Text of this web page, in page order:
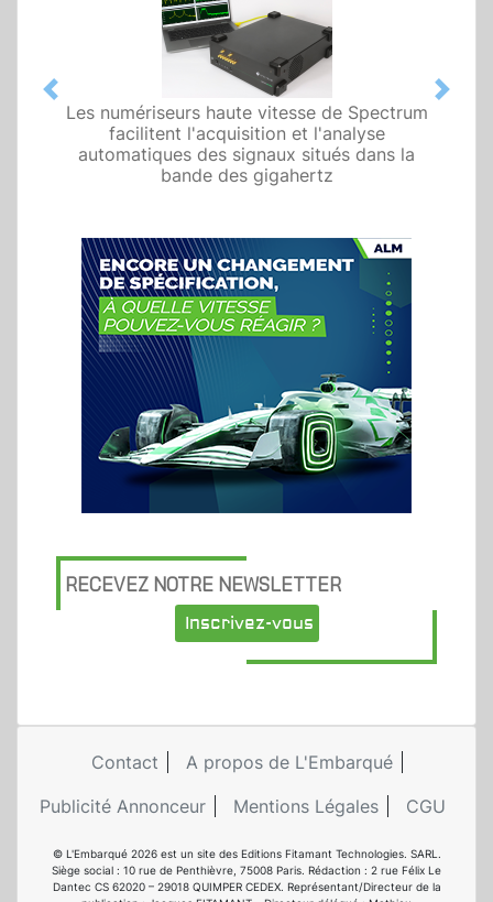
Les numériseurs haute vitesse de Spectrum
facilitent l'acquisition et l'analyse
automatiques des signaux situés dans la
bande des gigahertz
Previous Next
RECEVEZ NOTRE NEWSLETTER
Inscrivez-vous
Contact
A propos de L'Embarqué
Publicité Annonceur
Mentions Légales CGU
© L'Embarqué 2026 est un site des Editions Fitamant Technologies. SARL.
Siège social : 10 rue de Penthièvre, 75008 Paris. Rédaction : 2 rue Félix Le
Dantec CS 62020 – 29018 QUIMPER CEDEX. Représentant/Directeur de la